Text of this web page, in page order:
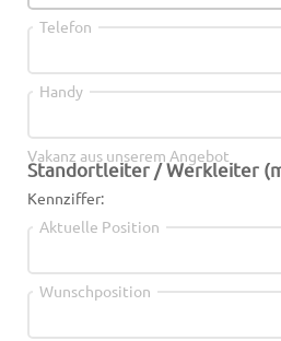
Telefon
Handy
Vakanz aus unserem Angebot
Standortleiter / Werkleiter
Kennziffer:
Aktuelle Position
Wunschposition